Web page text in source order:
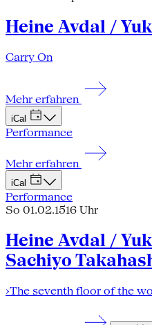
Heine Avdal /
Carry On
Mehr erfahren
iCal
Performance
Mehr erfahren
iCal
Performance
So 01.02.1516 Uhr
Heine Avdal /
Sachiyo
›The seventh floor of the